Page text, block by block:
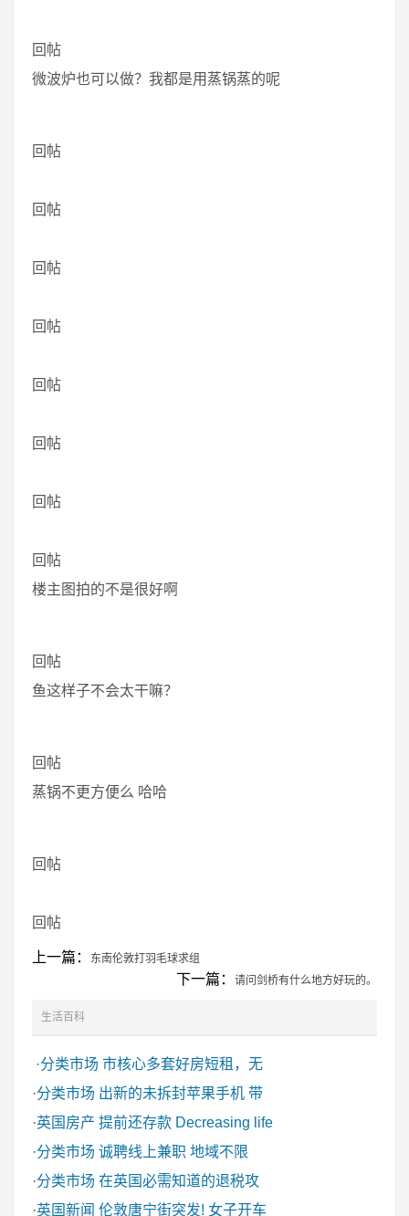
回帖
微波炉也可以做？我都是用蒸锅蒸的呢
回帖
回帖
回帖
回帖
回帖
回帖
回帖
回帖
楼主图拍的不是很好啊
回帖
鱼这样子不会太干嘛？
回帖
蒸锅不更方便么 哈哈
回帖
回帖
上一篇： 东南伦敦打羽毛球求组
下一篇： 请问剑桥有什么地方好玩的。
生活百科
·分类市场 市核心多套好房短租，无
·分类市场 出新的未拆封苹果手机 带
·英国房产 提前还存款 Decreasing life
·分类市场 诚聘线上兼职 地域不限
·分类市场 在英国必需知道的退税攻
·英国新闻 伦敦唐宁街突发! 女子开车